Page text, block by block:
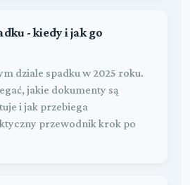
- kiedy i jak go
dziale spadku w 2025 roku.
jakie dokumenty są
i jak przebiega
przewodnik krok po